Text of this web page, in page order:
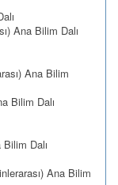
Ana Bilim Dalı
Ana Bilim
Bilim Dalı
Dalı
Ana Bilim